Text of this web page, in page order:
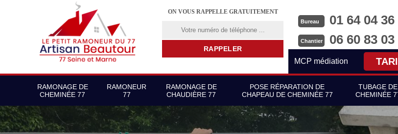
ON VOUS RAPPELLE GRATUITEMENT
Bureau 01 64 04 36
Chantier 06 60 83 03
MCP médiation
RAMONAGE DE
CHEMINÉE 77
RAMONEUR
77
RAMONAGE DE
CHAUDIÈRE 77
POSE RÉPARATION DE
CHAPEAU DE CHEMINÉE 77
TUBAGE DE
CHEMINÉE